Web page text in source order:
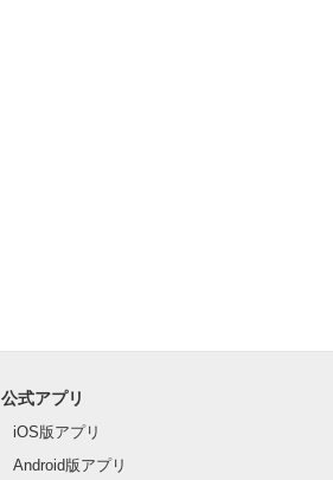
公式アプリ
iOS版アプリ
Android版アプリ